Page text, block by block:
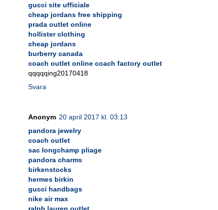
gucci site ufficiale
cheap jordans free shipping
prada outlet online
hollister clothing
cheap jordans
burberry canada
coach outlet online coach factory outlet
qqqqqing20170418
Svara
Anonym 20 april 2017 kl. 03:13
pandora jewelry
coach outlet
sac longchamp pliage
pandora charms
birkenstocks
hermes birkin
gucci handbags
nike air max